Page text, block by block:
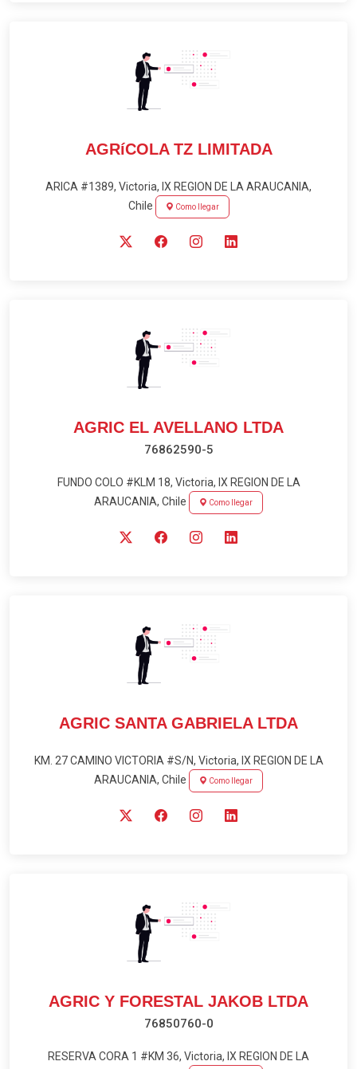
AGRíCOLA TZ LIMITADA
ARICA #1389, Victoria, IX REGION DE LA ARAUCANIA,
Chile
Como llegar
AGRIC EL AVELLANO LTDA
76862590-5
FUNDO COLO #KLM 18, Victoria, IX REGION DE LA
ARAUCANIA, Chile
Como llegar
AGRIC SANTA GABRIELA LTDA
KM. 27 CAMINO VICTORIA #S/N, Victoria, IX REGION DE LA
ARAUCANIA, Chile
Como llegar
AGRIC Y FORESTAL JAKOB LTDA
76850760-0
RESERVA CORA 1 #KM 36, Victoria, IX REGION DE LA